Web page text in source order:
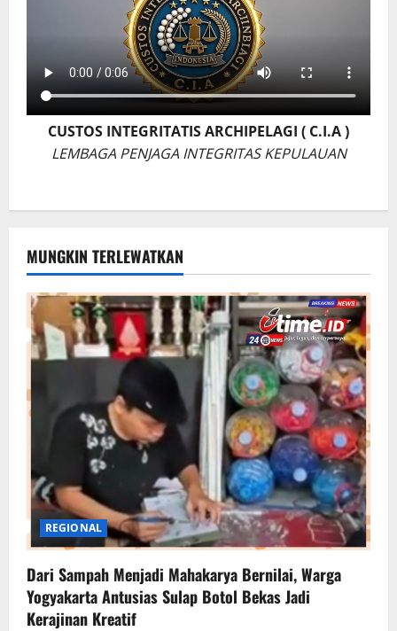
CUSTOS INTEGRITATIS ARCHIPELAGI ( C.I.A )
LEMBAGA PENJAGA INTEGRITAS KEPULAUAN
MUNGKIN TERLEWATKAN
REGIONAL
Dari Sampah Menjadi Mahakarya Bernilai, Warga
Yogyakarta Antusias Sulap Botol Bekas Jadi
Kerajinan Kreatif